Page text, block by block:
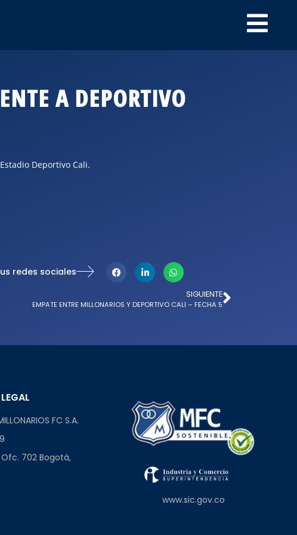
A DEPORTIVO
Deportivo Cali.
redes sociales
SIGUIENTE
EMPATE ENTRE MILLONARIOS Y DEPORTIVO CALI – FECHA 5
FC S.A.
702 Bogotá,
www.sic.gov.co